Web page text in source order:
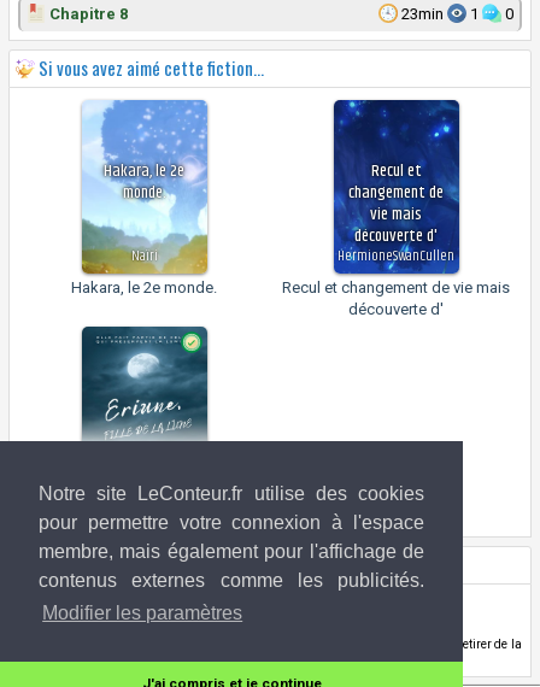
Notre site LeConteur.fr utilise des cookies
pour permettre votre connexion à l'espace
membre, mais également pour l'affichage de
contenus externes comme les publicités.
Modifier les paramètres
23min
1 0
Chapitre 8
Si vous avez aimé cette fiction...
Hakara, le 2e
monde.
Naïri
Hakara, le 2e monde.
Recul et
changement de
vie mais
découverte d'
HermioneSwanCullen
Recul et changement de vie mais
découverte d'
Eriune, Fille de la Lune
Droits de l'image
Alex Nice
(ArtStation)
www.artstation.com/alexnice
Si vous êtes l'ayant-droit de l'image utilisée ci-dessus et que vous souhaitez la retirer de la
banque d'image LeConteur.fr,contactez-nous.